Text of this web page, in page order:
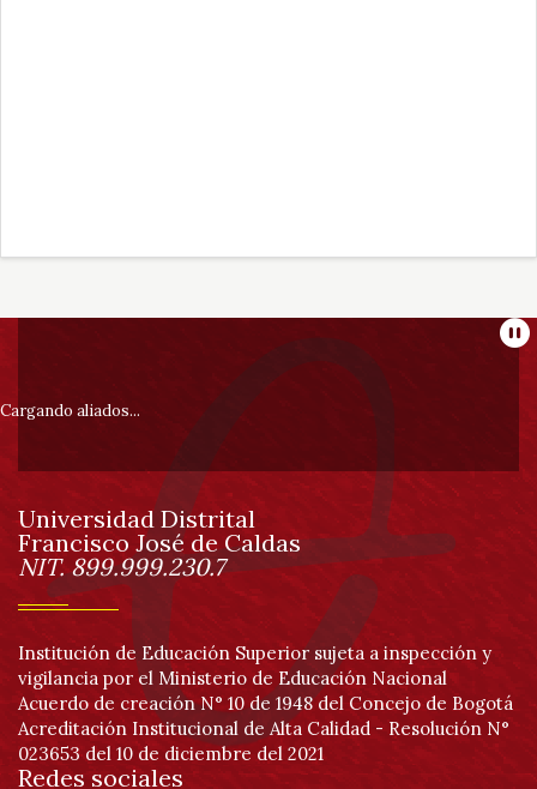
Información
pie
de
página
Cargando aliados...
Información
Universidad Distrital
Francisco José de Caldas
NIT. 899.999.230.7
Institución de Educación Superior sujeta a inspección y
vigilancia por el Ministerio de Educación Nacional
Acuerdo de creación N° 10 de 1948 del Concejo de Bogotá
Acreditación Institucional de Alta Calidad - Resolución N°
023653 del 10 de diciembre del 2021
Redes sociales